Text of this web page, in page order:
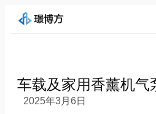
车载及家用香薰机气
2025年3月6日